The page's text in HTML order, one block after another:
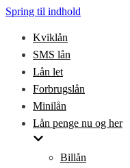
Spring til indhold
Kviklån
SMS lån
Lån let
Forbrugslån
Minilån
Lån penge nu og her
Billån